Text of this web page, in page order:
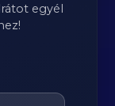
egyél